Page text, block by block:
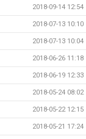
2018-09-14 12:54
2018-07-13 10:10
2018-07-13 10:04
2018-06-26 11:18
2018-06-19 12:33
2018-05-24 08:02
2018-05-22 12:15
2018-05-21 17:24